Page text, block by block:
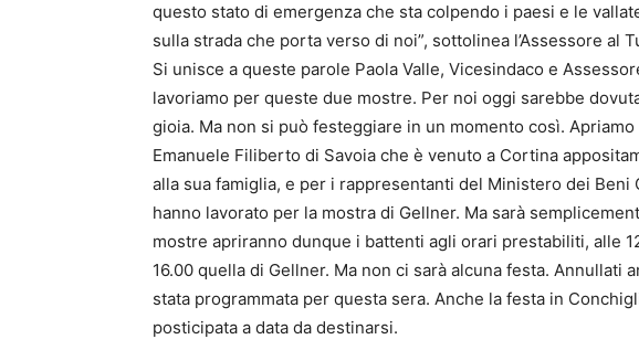
questo stato di emergenza che sta colpendo i paesi e le
sulla strada che porta verso di noi”, sottolinea l’Assessore al
Si unisce a queste parole Paola Valle, Vicesindaco e
lavoriamo per queste due mostre. Per noi oggi sarebbe
gioia. Ma non si può festeggiare in un momento così.
Emanuele Filiberto di Savoia che è venuto a Cortina
alla sua famiglia, e per i rappresentanti del Ministero dei
hanno lavorato per la mostra di Gellner. Ma sarà
mostre apriranno dunque i battenti agli orari prestabiliti, alle
16.00 quella di Gellner. Ma non ci sarà alcuna festa. Annullati
stata programmata per questa sera. Anche la festa in
posticipata a data da destinarsi.